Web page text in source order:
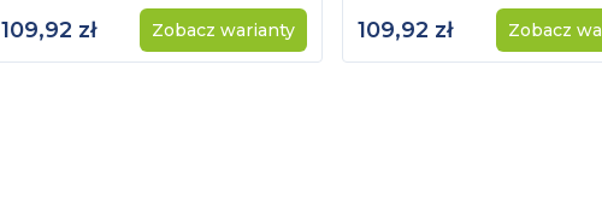
109,92 zł Zobacz warianty 109,92 zł Zobacz